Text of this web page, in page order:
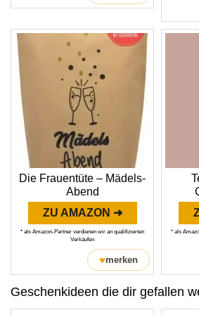
Die Frauentüte – Mädels-
Abend
ZU AMAZON ➜
* als Amazon-Partner verdienen wir an qualifizierten
Verkäufen
♥merken
* als
Geschenkideen die dir gefallen